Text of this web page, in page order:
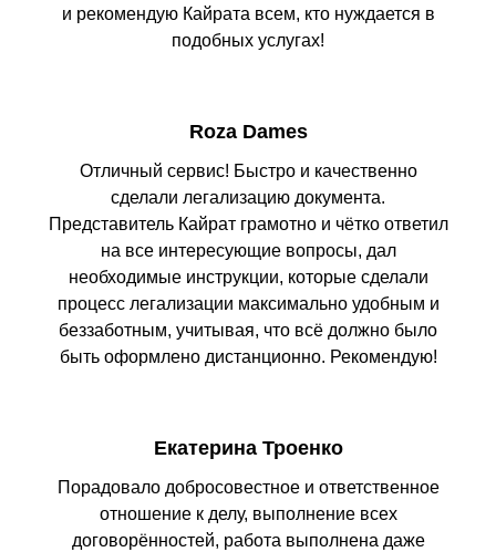
и рекомендую Кайрата всем, кто нуждается в
подобных услугах!
Roza Dames
Отличный сервис! Быстро и качественно
сделали легализацию документа.
Представитель Кайрат грамотно и чётко ответил
на все интересующие вопросы, дал
необходимые инструкции, которые сделали
процесс легализации максимально удобным и
беззаботным, учитывая, что всё должно было
быть оформлено дистанционно. Рекомендую!
Екатерина Троенко
Порадовало добросовестное и ответственное
отношение к делу, выполнение всех
договорённостей, работа выполнена даже